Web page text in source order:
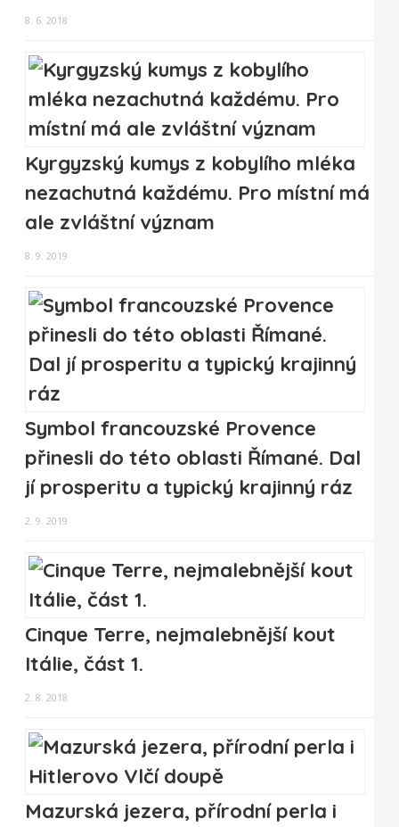
8. 6. 2018
Kyrgyzský kumys z kobylího mléka
nezachutná každému. Pro místní má
ale zvláštní význam
8. 9. 2019
Symbol francouzské Provence
přinesli do této oblasti Římané. Dal
jí prosperitu a typický krajinný ráz
2. 9. 2019
Cinque Terre, nejmalebnější kout
Itálie, část 1.
2. 8. 2018
Mazurská jezera, přírodní perla i